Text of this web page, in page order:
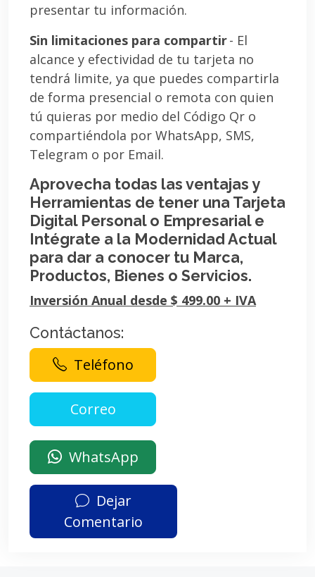
presentar tu información.
Sin limitaciones para compartir- El
alcance y efectividad de tu tarjeta no
tendrá limite, ya que puedes compartirla
de forma presencial o remota con quien
tú quieras por medio del Código Qr o
compartiéndola por WhatsApp, SMS,
Telegram o por Email.
Aprovecha todas las ventajas y
Herramientas de tener una Tarjeta
Digital Personal o Empresarial e
Intégrate a la Modernidad Actual
para dar a conocer tu Marca,
Productos, Bienes o Servicios.
Inversión Anual desde $ 499.00 + IVA
Contáctanos:
Teléfono
WhatsApp
Dejar
Comentario